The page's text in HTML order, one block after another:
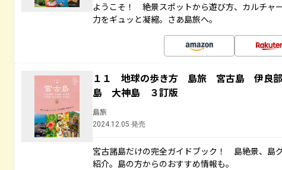
ようこそ！ 絶景スポットから遊び方、カルチャ
力をギュッと凝縮。さあ島旅へ。
１１ 地球の歩き方 島旅 宮古島 伊良
島 大神島 ３訂版
島旅
2024.12.05 発売
宮古諸島だけの完全ガイドブック！ 島絶景、島
紹介。島の方からのおすすめ情報も。